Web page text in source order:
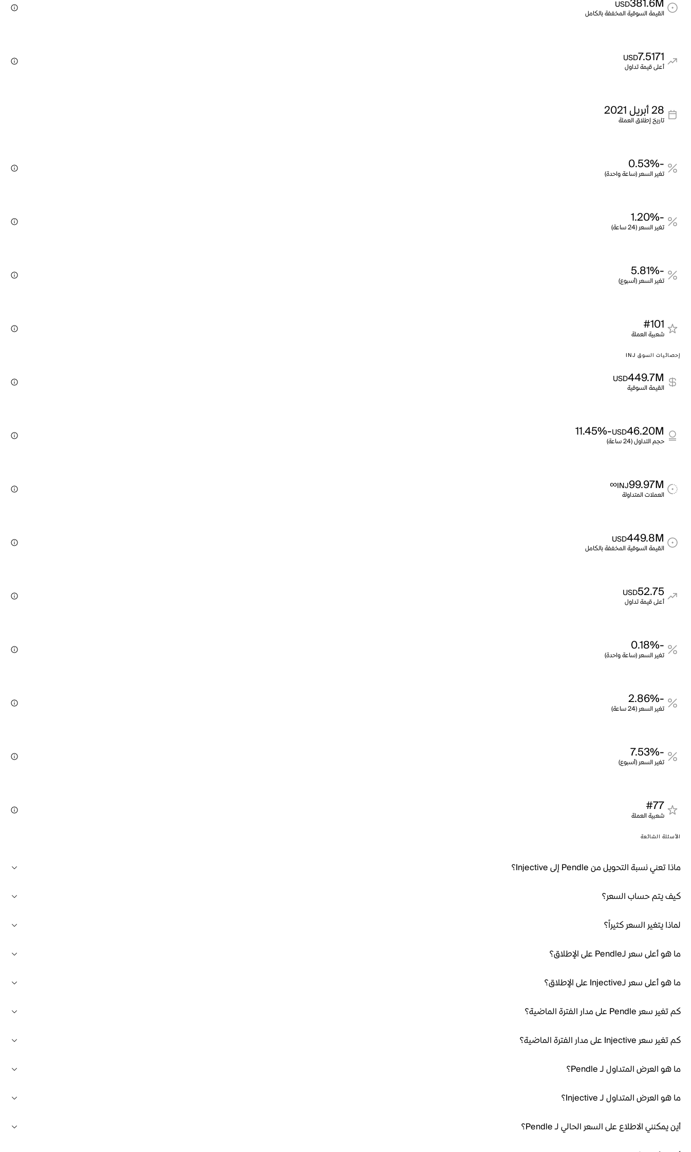
381.6M
USD
القيمة السوقية المخففة بالكامل
7.5171
USD
أعلى قيمة تداول
28 أبريل 2021
تاريخ إطلاق العملة
-0.53%
تغير السعر (ساعة واحدة)
-1.20%
تغير السعر (24 ساعة)
-5.81%
تغير السعر (أسبوع)
#101
شعبية العملة
إحصائيات السوق INJ
449.7M
USD
القيمة السوقية
46.20M
USD
-11.45%
حجم التداول (24 ساعة)
99.97M
INJ
∞
العملات المتداولة
449.8M
USD
القيمة السوقية المخففة بالكامل
52.75
USD
أعلى قيمة تداول
-0.18%
تغير السعر (ساعة واحدة)
-2.86%
تغير السعر (24 ساعة)
-7.53%
تغير السعر (أسبوع)
#77
شعبية العملة
الأسئلة الشائعة
ماذا تعني نسبة التحويل من Pendle إلى Injective؟
كيف يتم حساب السعر؟
لماذا يتغير السعر كثيراً؟
ما هو أعلى سعر لـPendle على الإطلاق؟
ما هو أعلى سعر لـInjective على الإطلاق؟
كم تغير سعر Pendle على مدار الفترة الماضية؟
كم تغير سعر Injective على مدار الفترة الماضية؟
ما هو العرض المتداول لـ Pendle؟
ما هو العرض المتداول لـ Injective؟
أين يمكنني الاطلاع على السعر الحالي لـ Pendle؟